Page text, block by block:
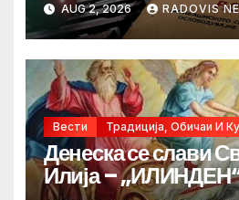
AUG 2, 2026 RADOVIS
Вести Традиција, Обичаи И
Денеска се слави
Илија –